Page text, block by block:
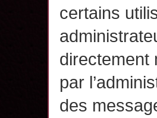
certains
directement
par
des